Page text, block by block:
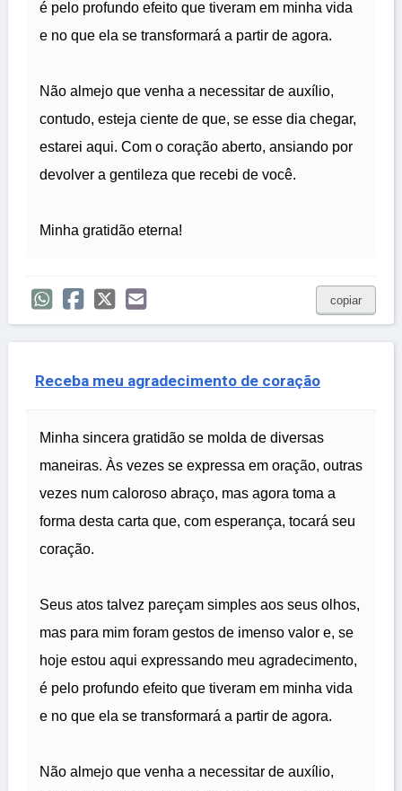
é pelo profundo efeito que tiveram em minha vida
e no que ela se transformará a partir de agora.
Não almejo que venha a necessitar de auxílio,
contudo, esteja ciente de que, se esse dia chegar,
estarei aqui. Com o coração aberto, ansiando por
devolver a gentileza que recebi de você.
Minha gratidão eterna!
copiar
Receba meu agradecimento de coração
Minha sincera gratidão se molda de diversas
maneiras. Às vezes se expressa em oração, outras
vezes num caloroso abraço, mas agora toma a
forma desta carta que, com esperança, tocará seu
coração.
Seus atos talvez pareçam simples aos seus olhos,
mas para mim foram gestos de imenso valor e, se
hoje estou aqui expressando meu agradecimento,
é pelo profundo efeito que tiveram em minha vida
e no que ela se transformará a partir de agora.
Não almejo que venha a necessitar de auxílio,